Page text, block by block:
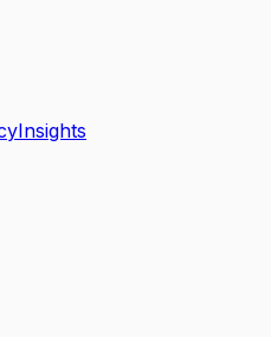
Insights